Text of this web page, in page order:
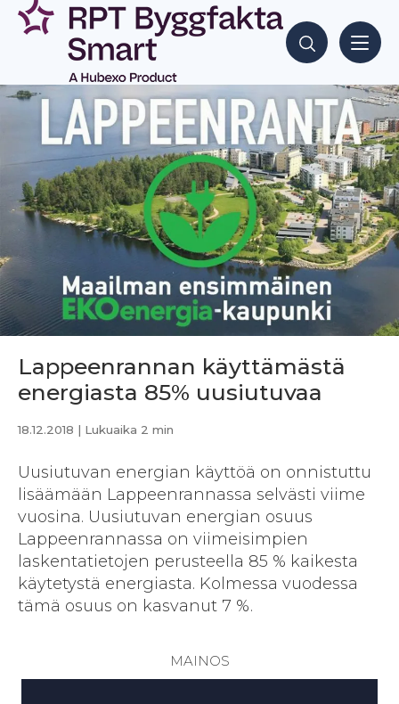
Siirry
sisältöön
Hae sisältöjä
Lappeenrannan käyttämästä
energiasta 85% uusiutuvaa
18.12.2018 | Lukuaika 2 min
Uusiutuvan energian käyttöä on onnistuttu
lisäämään Lappeenrannassa selvästi viime
vuosina. Uusiutuvan energian osuus
Lappeenrannassa on viimeisimpien
laskentatietojen perusteella 85 % kaikesta
käytetystä energiasta. Kolmessa vuodessa
tämä osuus on kasvanut 7 %.